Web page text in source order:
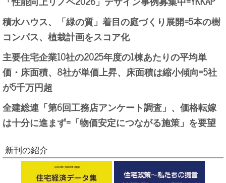
積水ハウス、「緑の質」着目の庭づくり展開=5本の樹
コンパス、植栽計画をスコア化
主要住宅企業10社の2025年度の1棟あたりの平均単
価・床面積、8社が単価上昇、床面積は縮小傾向=5社
が5千万円超
全建総連「第6回工務店アンケート調査」、価格転嫁
は十分に進まず=「物価安定につながる施策」を要望
新刊の紹介